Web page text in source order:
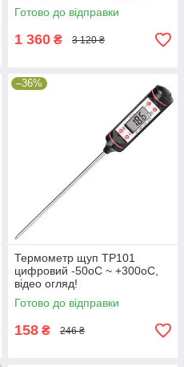
Готово до відправки
1 360 ₴ 3 120 ₴
–36%
Термометр щуп TP101
цифровий -50oС ~ +300oС,
відео огляд!
Готово до відправки
158 ₴ 246 ₴